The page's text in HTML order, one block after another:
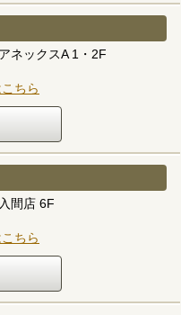
ネックスA 1・2F
ちら
間店 6F
ちら